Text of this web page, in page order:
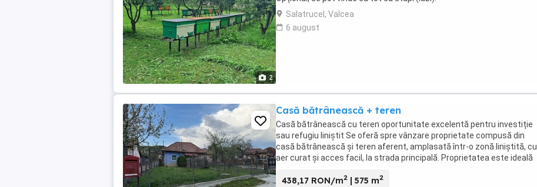
2
Salatrucel, Valcea
6 august
Casă bătrânească + teren
Casă bătrânească cu teren oportunitate excelentă pentru investiție
sau refugiu liniștit Se oferă spre vânzare proprietate compusă din
casă bătrânească și teren aferent, amplasată într-o zonă liniștită, cu
aer curat și acces facil, la strada principală. Proprietatea este ideală
438,17 RON/m2 | 575 m2